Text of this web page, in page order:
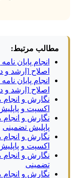
مطالب مرتبط:
انجام پایان
اصلاح [ارشد و
انجام پایان
اصلاح [ارشد و
نگارش و انجام
اکسپت و
نگارش و انجام
پاپلیش تضمینی
نگارش و انجام
اکسپت و
نگارش و
تضمینی
نگارش و